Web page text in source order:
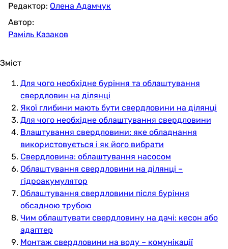
Редактор: Олена Адамчук
Автор:
Раміль Казаков
Зміст
Для чого необхідне буріння та облаштування
свердловин на ділянці
Якої глибини мають бути свердловини на ділянці
Для чого необхідне облаштування свердловини
Влаштування свердловини: яке обладнання
використовується і як його вибрати
Свердловина: облаштування насосом
Облаштування свердловини на ділянці –
гідроакумулятор
Облаштування свердловини після буріння
обсадною трубою
Чим облаштувати свердловину на дачі: кесон або
адаптер
Монтаж свердловини на воду – комунікації